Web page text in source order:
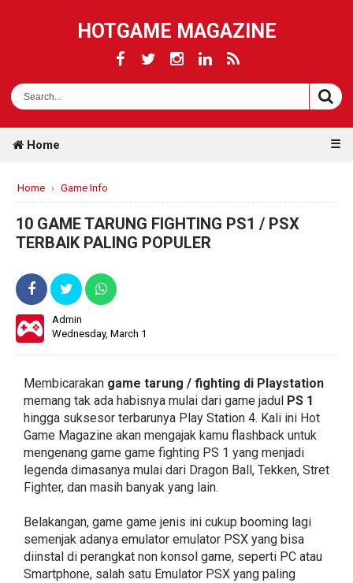
HOTGAME MAGAZINE
Home ☰
Home › Game Info
10 GAME TARUNG FIGHTING PS1 / PSX
TERBAIK PALING POPULER
Admin
Wednesday, March 1
Membicarakan game tarung / fighting di Playstation
memang tak ada habisnya mulai dari game jadul PS 1
hingga suksesor terbarunya Play Station 4. Kali ini Hot
Game Magazine akan mengajak kamu flashback untuk
mengenang game game fighting PS 1 yang menjadi
legenda dimasanya mulai dari Dragon Ball, Tekken, Stret
Fighter, dan masih banyak yang lain.
Belakangan, game game jenis ini cukup booming lagi
semenjak adanya emulator emulator PSX yang bisa
diinstal di perangkat non konsol game, seperti PC atau
Smartphone, salah satu Emulator PSX yang paling